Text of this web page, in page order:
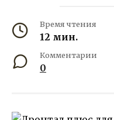
Время чтения
12 мин.
Комментарии
0